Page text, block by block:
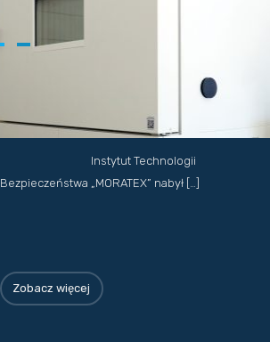
Instytut Technologii
Bezpieczeństwa „MORATEX” nabył […]
Zobacz więcej